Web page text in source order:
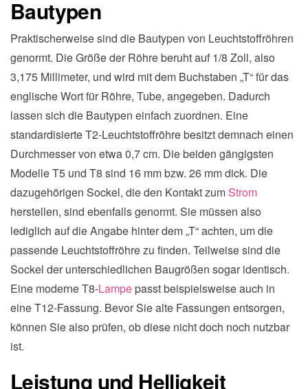
Bautypen
Praktischerweise sind die Bautypen von Leuchtstoffröhren
genormt. Die Größe der Röhre beruht auf 1/8 Zoll, also
3,175 Millimeter, und wird mit dem Buchstaben „T“ für das
englische Wort für Röhre, Tube, angegeben. Dadurch
lassen sich die Bautypen einfach zuordnen. Eine
standardisierte T2-Leuchtstoffröhre besitzt demnach einen
Durchmesser von etwa 0,7 cm. Die beiden gängigsten
Modelle T5 und T8 sind 16 mm bzw. 26 mm dick. Die
dazugehörigen Sockel, die den Kontakt zumStrom
herstellen, sind ebenfalls genormt. Sie müssen also
lediglich auf die Angabe hinter dem „T“ achten, um die
passende Leuchtstoffröhre zu finden. Teilweise sind die
Sockel der unterschiedlichen Baugrößen sogar identisch.
Eine moderne T8-Lampe passt beispielsweise auch in
eine T12-Fassung. Bevor Sie alte Fassungen entsorgen,
können Sie also prüfen, ob diese nicht doch noch nutzbar
ist.
Leistung und Helligkeit